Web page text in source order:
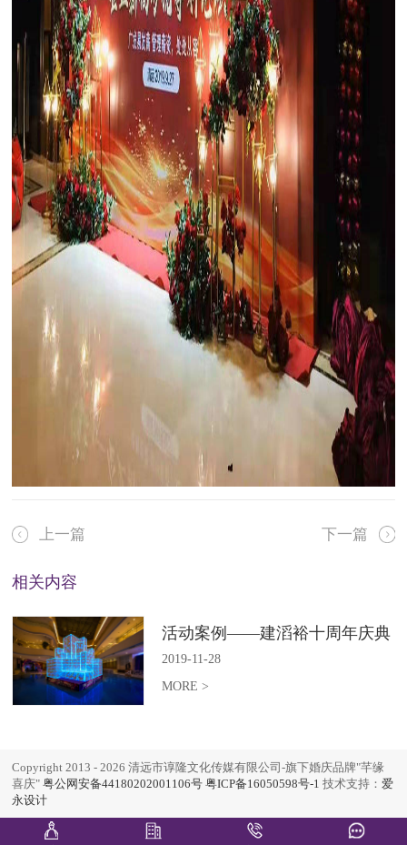
上一篇 下一篇
相关内容
活动案例——建滔裕十周年庆典
2019-11-28
MORE >
Copyright 2013 - 2026 清远市谆隆文化传媒有限公司-旗下婚庆品牌"芊缘
喜庆"粤公网安备44180202001106号 粤ICP备16050598号-1 技术支持：爱
永设计